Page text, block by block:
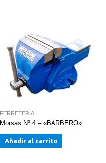
FERRETERIA
Morsas Nº 4 – «BARBERO»
Añadir al carrito